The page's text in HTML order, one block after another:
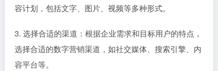
容计划，包括文字、图片、视频等多种形式。
3. 选择合适的渠道：根据企业需求和目标用户的特点，
选择合适的数字营销渠道，如社交媒体、搜索引擎、内
容平台等。